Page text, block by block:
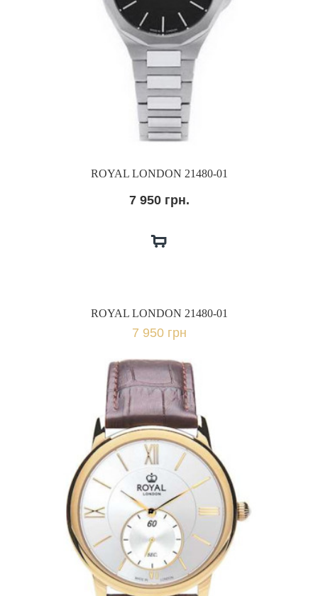
ROYAL LONDON 21480-01
7 950 грн.
ROYAL LONDON 21480-01
7 950 грн